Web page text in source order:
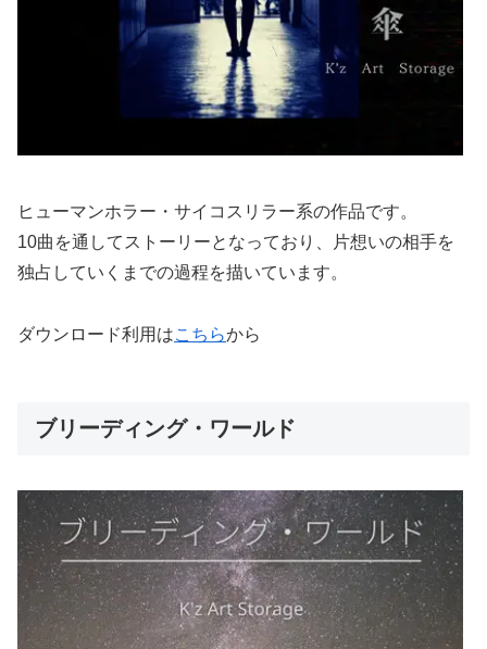
ヒューマンホラー・サイコスリラー系の作品です。
10曲を通してストーリーとなっており、片想いの相手を
独占していくまでの過程を描いています。
ダウンロード利用はこちらから
ブリーディング・ワールド